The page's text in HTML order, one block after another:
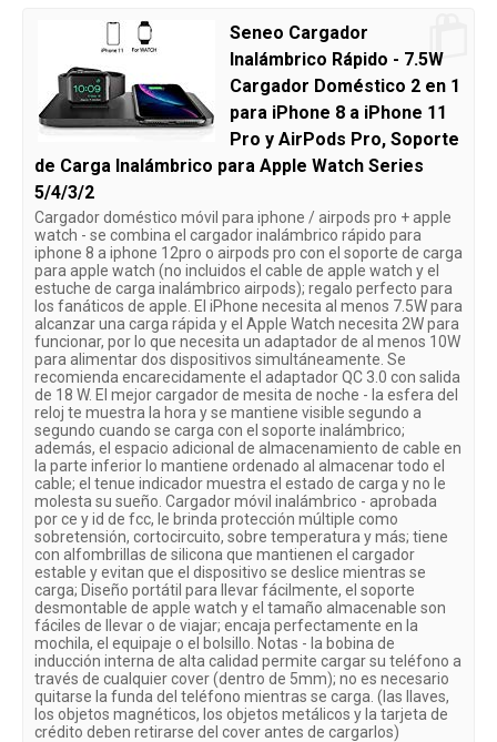
Seneo Cargador
Inalámbrico Rápido - 7.5W
Cargador Doméstico 2 en 1
para iPhone 8 a iPhone 11
Pro y AirPods Pro, Soporte
de Carga Inalámbrico para Apple Watch Series
5/4/3/2
Cargador doméstico móvil para iphone / airpods pro + apple
watch - se combina el cargador inalámbrico rápido para
iphone 8 a iphone 12pro o airpods pro con el soporte de carga
para apple watch (no incluidos el cable de apple watch y el
estuche de carga inalámbrico airpods); regalo perfecto para
los fanáticos de apple. El iPhone necesita al menos 7.5W para
alcanzar una carga rápida y el Apple Watch necesita 2W para
funcionar, por lo que necesita un adaptador de al menos 10W
para alimentar dos dispositivos simultáneamente. Se
recomienda encarecidamente el adaptador QC 3.0 con salida
de 18 W. El mejor cargador de mesita de noche - la esfera del
reloj te muestra la hora y se mantiene visible segundo a
segundo cuando se carga con el soporte inalámbrico;
además, el espacio adicional de almacenamiento de cable en
la parte inferior lo mantiene ordenado al almacenar todo el
cable; el tenue indicador muestra el estado de carga y no le
molesta su sueño. Cargador móvil inalámbrico - aprobada
por ce y id de fcc, le brinda protección múltiple como
sobretensión, cortocircuito, sobre temperatura y más; tiene
con alfombrillas de silicona que mantienen el cargador
estable y evitan que el dispositivo se deslice mientras se
carga; Diseño portátil para llevar fácilmente, el soporte
desmontable de apple watch y el tamaño almacenable son
fáciles de llevar o de viajar; encaja perfectamente en la
mochila, el equipaje o el bolsillo. Notas - la bobina de
inducción interna de alta calidad permite cargar su teléfono a
través de cualquier cover (dentro de 5mm); no es necesario
quitarse la funda del teléfono mientras se carga. (las llaves,
los objetos magnéticos, los objetos metálicos y la tarjeta de
crédito deben retirarse del cover antes de cargarlos)